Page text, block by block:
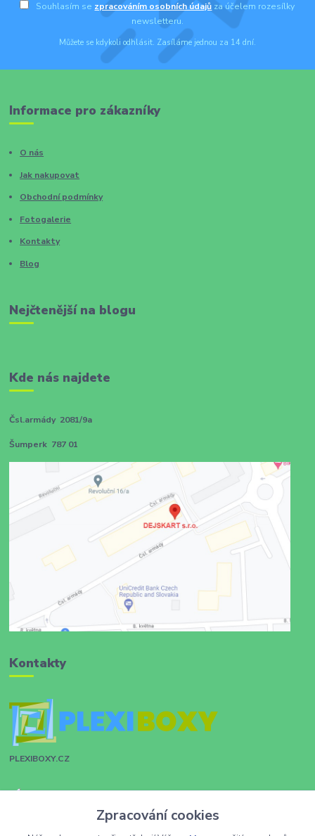
Souhlasím se zpracováním osobních údajů za účelem rozesílky
newsletteru.
Můžete se kdykoli odhlásit. Zasíláme jednou za 14 dní.
Informace pro zákazníky
O nás
Jak nakupovat
Obchodní podmínky
Fotogalerie
Kontakty
Blog
Nejčtenější na blogu
Kde nás najdete
Čsl.armády 2081/9a
Šumperk 787 01
Kontakty
PLEXIBOXY.CZ
+420 731 028 753Zpracování cookies